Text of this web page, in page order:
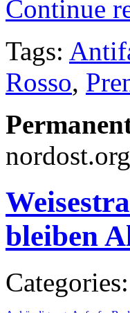
Continue
Tags:
Rosso,
bleiben
Categories: